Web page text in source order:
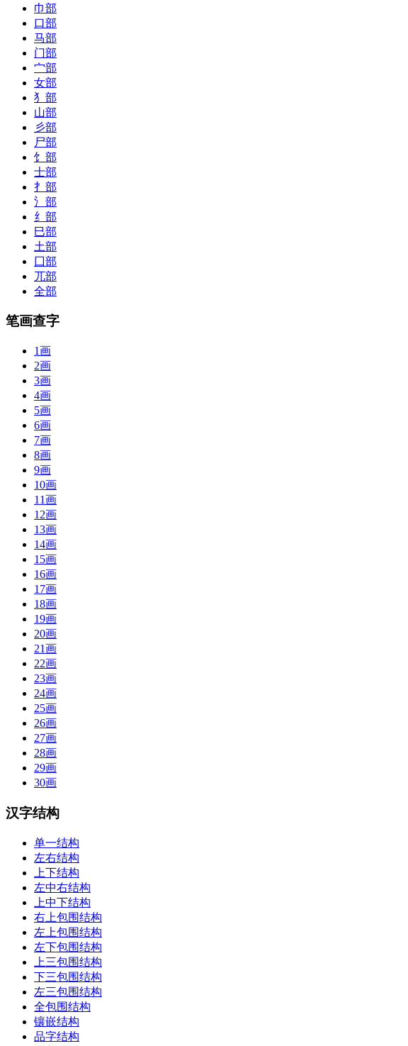
巾部
口部
马部
门部
宀部
女部
犭部
山部
彡部
尸部
饣部
士部
扌部
氵部
纟部
巳部
土部
囗部
兀部
全部
笔画查字
1画
2画
3画
4画
5画
6画
7画
8画
9画
10画
11画
12画
13画
14画
15画
16画
17画
18画
19画
20画
21画
22画
23画
24画
25画
26画
27画
28画
29画
30画
汉字结构
单一结构
左右结构
上下结构
左中右结构
上中下结构
右上包围结构
左上包围结构
左下包围结构
上三包围结构
下三包围结构
左三包围结构
全包围结构
镶嵌结构
品字结构